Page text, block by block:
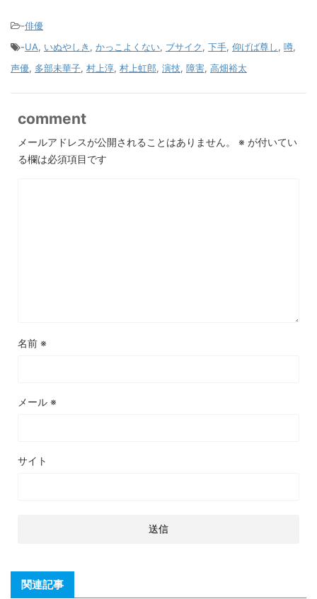
-俳優
-UA, いぬやしき , かっこよくない, ブサイク, 下手, 仰げば尊し, 噂,
声優, 多部未華子, 村上淳, 村上虹郎, 演技, 障害, 高畑裕太
comment
メールアドレスが公開されることはありません。 ※ が付いてい
る欄は必須項目です
名前 ※
メール ※
サイト
関連記事